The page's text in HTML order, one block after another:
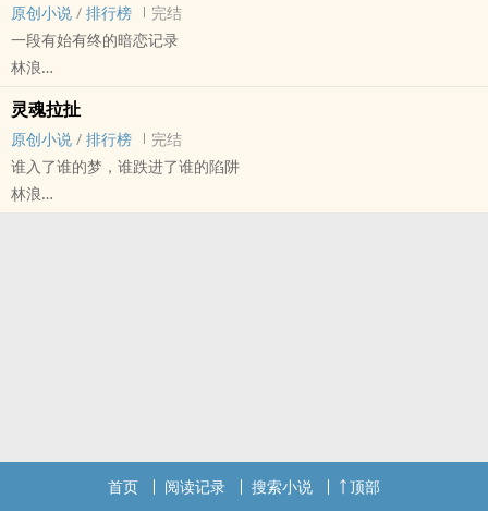
他也曾被杀死于名为“情真意切”的网中
原创小说 / 排行榜
完结
一段有始有终的暗恋记录
林浪
现代 - 轻松 - 第一人称 - 校园
日常
我喜欢他，自以为有始无终
灵魂拉扯
原创小说 / 排行榜
完结
谁入了谁的梦，谁跌进了谁的陷阱
林浪
首页 阅读记录 搜索小说 顶部